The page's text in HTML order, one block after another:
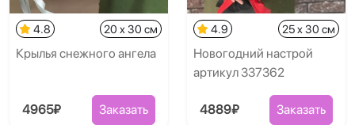
4.8 20 x 30 см
Крылья снежного ангела
4965₽ Заказать
4.9 25 x 30 см
Новогодний настрой
артикул 337362
4889₽ Заказать